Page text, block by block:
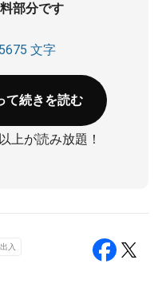
部分です
文字
て続きを読む
上が読み放題！
入